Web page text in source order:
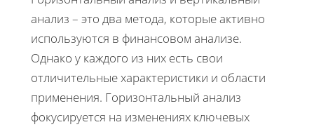
анализ – это два метода, которые активно
используются в финансовом анализе.
Однако у каждого из них есть свои
отличительные характеристики и области
применения. Горизонтальный анализ
фокусируется на изменениях ключевых